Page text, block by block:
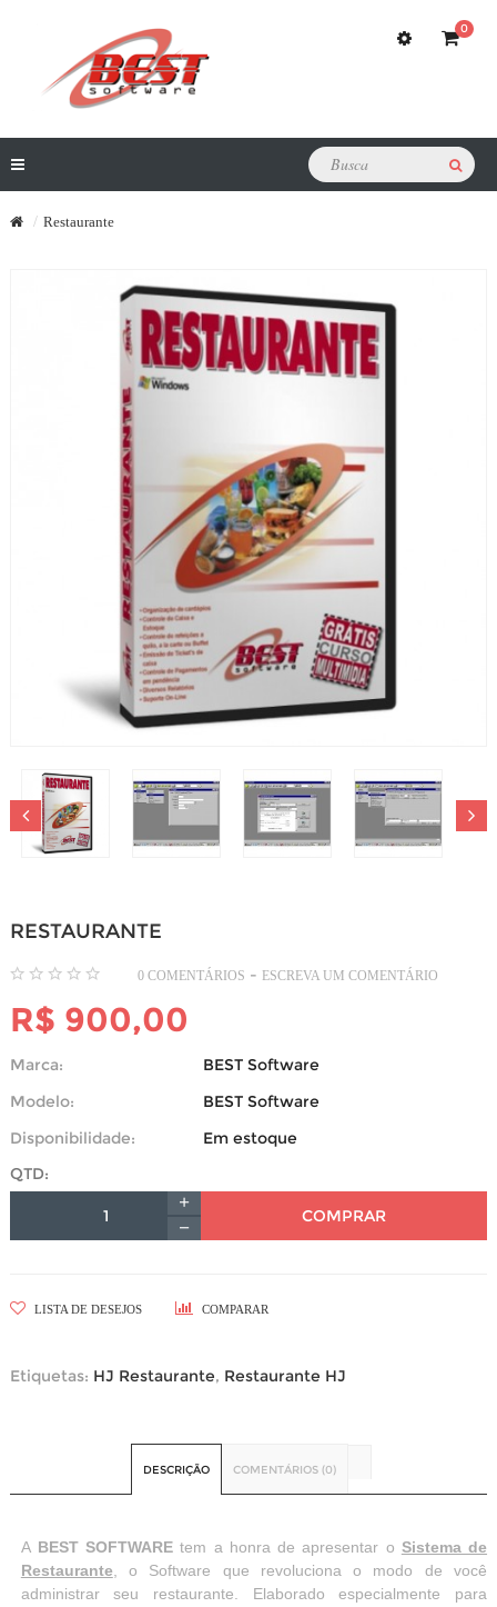
0
Restaurante
RESTAURANTE
0 COMENTÁRIOS - ESCREVA UM COMENTÁRIO
R$ 900,00
Marca:
BEST Software
Modelo:
BEST Software
Disponibilidade:
Em estoque
QTD:
COMPRAR
LISTA DE DESEJOS COMPARAR
Etiquetas: HJ Restaurante, Restaurante HJ
DESCRIÇÃO COMENTÁRIOS (0)
A BEST SOFTWARE tem a honra de apresentar o Sistema de
Restaurante , o Software que revoluciona o modo de você
administrar seu restaurante. Elaborado especialmente para